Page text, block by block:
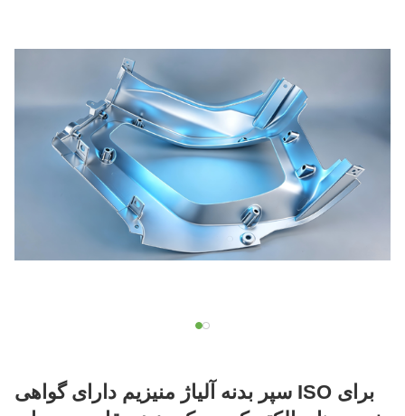
سپر بدنه آلیاژ منیزیم دارای گواهی ISO برای